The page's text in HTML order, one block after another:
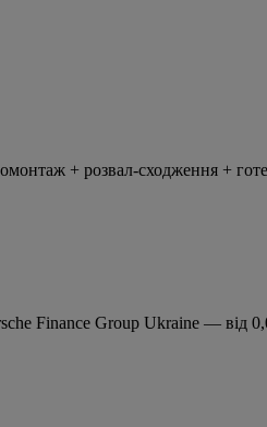
+ розвал-сходження +
Finance Group Ukraine — від